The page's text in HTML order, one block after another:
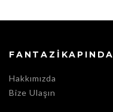
FANTAZIKAPINDA
Hakkımızda
Bize Ulaşın